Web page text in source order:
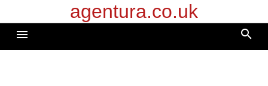
к
содержимому
agentura.co.uk
menu search